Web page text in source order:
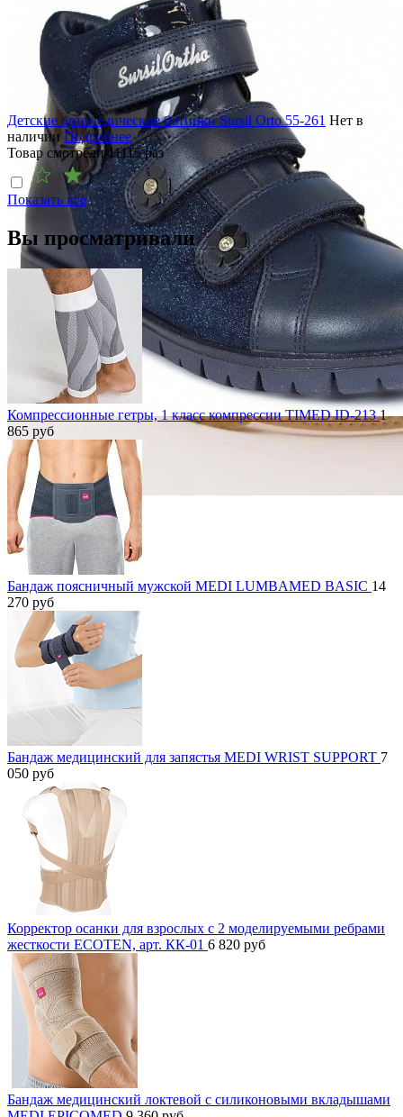
Детские ортопедические ботинки Sursil Orto 55-261 Нет в
наличии Подробнее
Товар смотрели11115раз
Показать все
Вы просматривали
Компрессионные гетры, 1 класс компрессии TIMED ID-2131
865 руб
Бандаж поясничный мужской MEDI LUMBAMED BASIC 14
270 руб
Бандаж медицинский для запястья MEDI WRIST SUPPORT 7
050 руб
Корректор осанки для взрослых с 2 моделируемыми ребрами
жесткости ECOTEN, арт. КК-01 6 820 руб
Бандаж медицинский локтевой с силиконовыми вкладышами